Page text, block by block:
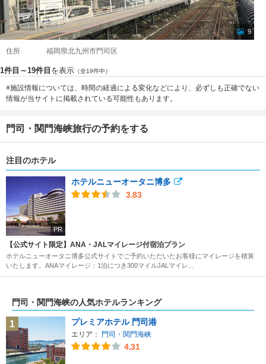
9
住所 福岡県北九州市門司区
1件目～19件目 を表示 （全19件中）
※施設情報については、時間の経過による変化などにより、必ずしも正確でない
情報が当サイトに掲載されている可能性もあります。
門司・関門海峡旅行の予約をする
注目のホテル
PR
ホテルニューオータニ博多
3.83
【公式サイト限定】ANA・JALマイレージ付宿泊プラン
ホテルニューオータニ博多公式サイトでご予約いただいたお客様にマイレージを積算
いたします。ANAマイレージ：1泊につき300マイルJALマイレ...
門司・関門海峡の人気ホテルランキング
1 プレミアホテル 門司港
エリア： 門司・関門海峡
4.31